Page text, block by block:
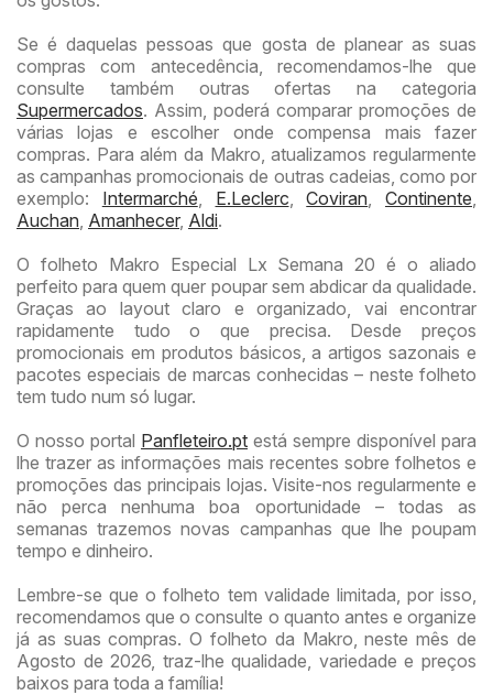
Se é daquelas pessoas que gosta de planear as suas
compras com antecedência, recomendamos-lhe que
consulte também outras ofertas na categoria
Supermercados. Assim, poderá comparar promoções de
várias lojas e escolher onde compensa mais fazer
compras. Para além da Makro, atualizamos regularmente
as campanhas promocionais de outras cadeias, como por
exemplo: Intermarché E.Leclerc ,Coviran Continente
Auchan Amanhecer, Aldi.
O folheto Makro Especial Lx Semana 20 é o aliado
perfeito para quem quer poupar sem abdicar da qualidade.
Graças ao layout claro e organizado, vai encontrar
rapidamente tudo o que precisa. Desde preços
promocionais em produtos básicos, a artigos sazonais e
pacotes especiais de marcas conhecidas – neste folheto
tem tudo num só lugar.
O nosso portal Panfleteiro.pt está sempre disponível para
lhe trazer as informações mais recentes sobre folhetos e
promoções das principais lojas. Visite-nos regularmente e
não perca nenhuma boa oportunidade – todas as
semanas trazemos novas campanhas que lhe poupam
tempo e dinheiro.
Lembre-se que o folheto tem validade limitada, por isso,
recomendamos que o consulte o quanto antes e organize
já as suas compras. O folheto da Makro, neste mês de
Agosto de 2026, traz-lhe qualidade, variedade e preços
baixos para toda a família!